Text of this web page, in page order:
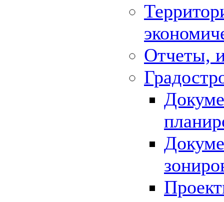
Отчеты,